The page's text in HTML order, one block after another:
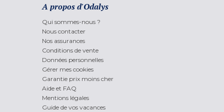
A propos d'Odalys
Qui sommes-nous ?
Nous contacter
Nos assurances
Conditions de vente
Données personnelles
Gérer mes cookies
Garantie prix moins cher
Aide et FAQ
Mentions légales
Guide de vos vacances